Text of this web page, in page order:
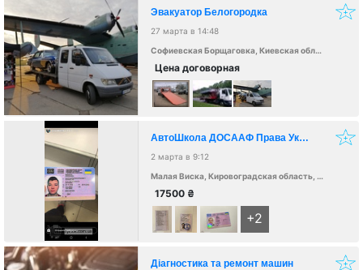
Эвакуатор Белогородка
27 марта в 14:48
Софиевская Борщаговка, Киевская область, Украина
Цена договорная
АвтоШкола ДОСААФ Права Украины и Польши
2 марта в 9:12
Малая Виска, Кировоградская область, Украина, 26201
17500 ₴
+2
Діагностика та ремонт машин